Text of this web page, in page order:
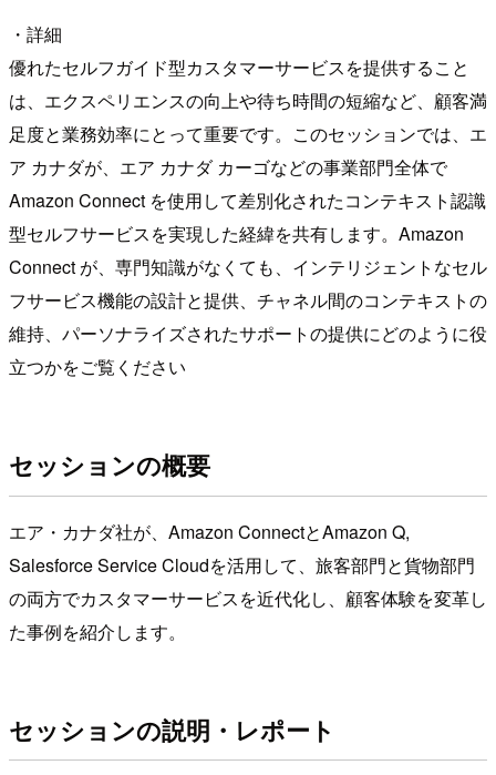
・詳細
優れたセルフガイド型カスタマーサービスを提供すること
は、エクスペリエンスの向上や待ち時間の短縮など、顧客満
足度と業務効率にとって重要です。このセッションでは、エ
ア カナダが、エア カナダ カーゴなどの事業部門全体で
Amazon Connect を使用して差別化されたコンテキスト認識
型セルフサービスを実現した経緯を共有します。Amazon
Connect が、専門知識がなくても、インテリジェントなセル
フサービス機能の設計と提供、チャネル間のコンテキストの
維持、パーソナライズされたサポートの提供にどのように役
立つかをご覧ください
セッションの概要
エア・カナダ社が、Amazon ConnectとAmazon Q,
Salesforce Service Cloudを活用して、旅客部門と貨物部門
の両方でカスタマーサービスを近代化し、顧客体験を変革し
た事例を紹介します。
セッションの説明・レポート